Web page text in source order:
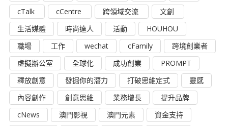
cTalk
cCentre 跨領域交流
文創
生活媒體
時尚達人 活動
HOUHOU
職場
工作 wechat cFamily
跨境創業者
虛擬辦公室
全球化 成功創業
PROMPT
釋放創意
發掘你的潛力 打破思維定式
靈感
內容創作
創意思維 業務增長
提升品牌
cNews
澳門影視 澳門元素
資金支持